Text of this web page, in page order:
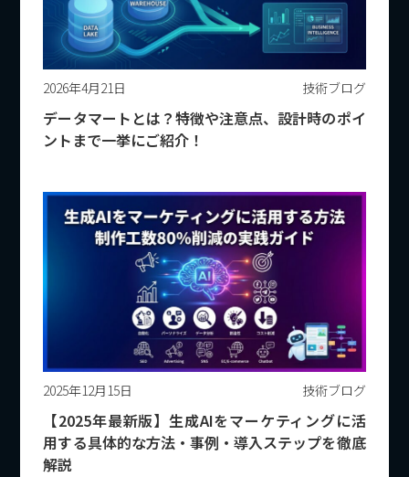
2026年4月21日 技術ブログ
データマートとは？特徴や注意点、設計時のポイ
ントまで一挙にご紹介！
2025年12月15日 技術ブログ
【2025年最新版】生成AIをマーケティングに活
用する具体的な方法・事例・導入ステップを徹底
解説